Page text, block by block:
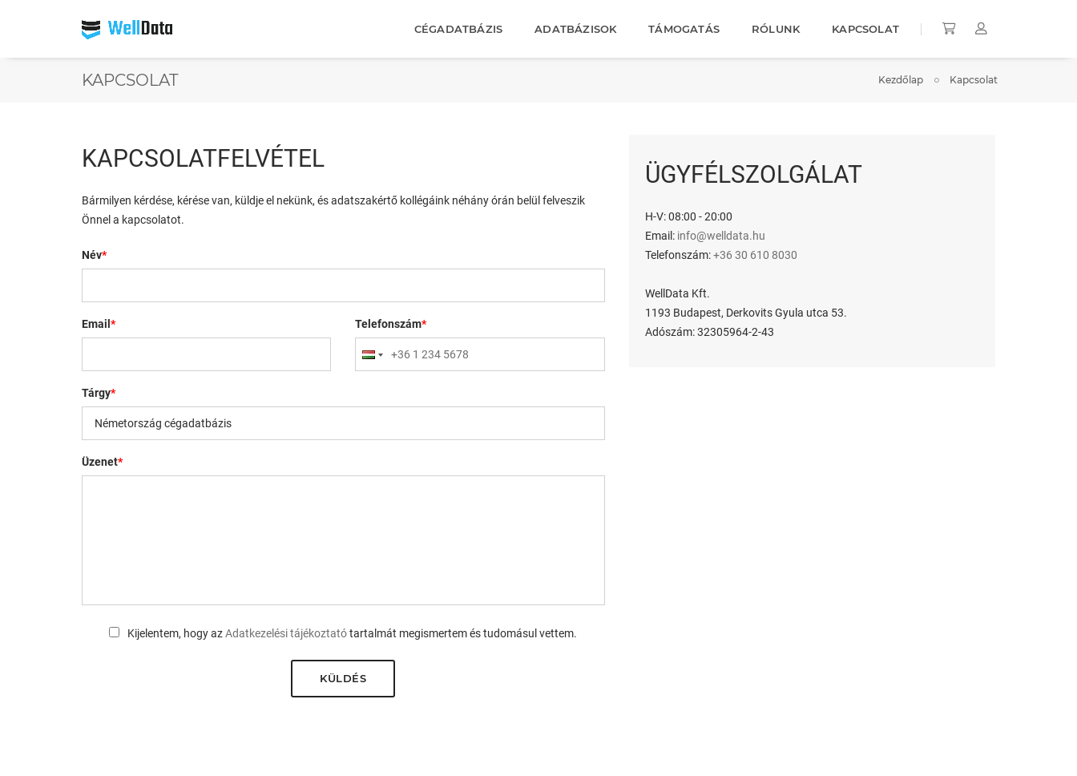
CÉGADATBÁZIS ADATBÁZISOK TÁMOGATÁS RÓLUNK KAPCSOLAT
KAPCSOLAT Kezdőlap Kapcsolat
KAPCSOLATFELVÉTEL
Bármilyen kérdése, kérése van, küldje el nekünk, és adatszakértő kollégáink néhány órán belül felveszik
Önnel a kapcsolatot.
Név*
Email * Telefonszám*
Tárgy*
Üzenet*
Kijelentem, hogy azAdatkezelési tájékoztatótartalmát megismertem és tudomásul vettem.
KÜLDÉS
ÜGYFÉLSZOLGÁLAT
H-V: 08:00 - 20:00
Email: info@welldata.hu
Telefonszám:+36 30 610 8030
WellData Kft.
1193 Budapest, Derkovits Gyula utca 53.
Adószám: 32305964-2-43